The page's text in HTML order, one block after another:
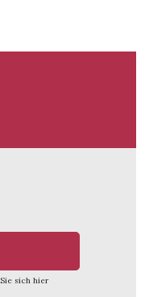
Sie sich hier